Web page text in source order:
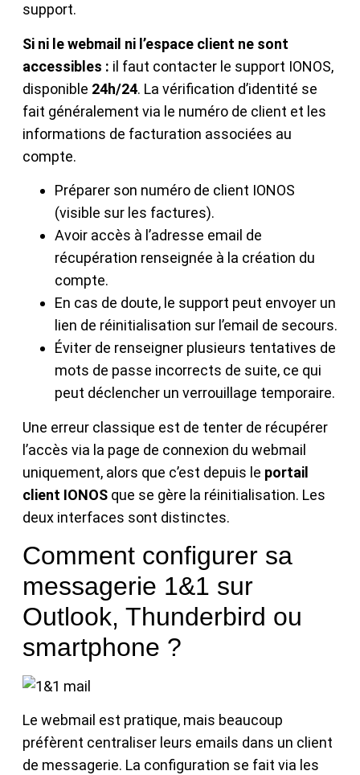
support.
Si ni le webmail ni l’espace client ne sont
accessibles : il faut contacter le support IONOS,
disponible 24h/24. La vérification d’identité se
fait généralement via le numéro de client et les
informations de facturation associées au
compte.
Préparer son numéro de client IONOS
(visible sur les factures).
Avoir accès à l’adresse email de
récupération renseignée à la création du
compte.
En cas de doute, le support peut envoyer un
lien de réinitialisation sur l’email de secours.
Éviter de renseigner plusieurs tentatives de
mots de passe incorrects de suite, ce qui
peut déclencher un verrouillage temporaire.
Une erreur classique est de tenter de récupérer
l’accès via la page de connexion du webmail
uniquement, alors que c’est depuis le portail
client IONOS que se gère la réinitialisation. Les
deux interfaces sont distinctes.
Comment configurer sa
messagerie 1&1 sur
Outlook, Thunderbird ou
smartphone ?
Le webmail est pratique, mais beaucoup
préfèrent centraliser leurs emails dans un client
de messagerie. La configuration se fait via les